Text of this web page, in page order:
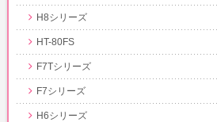
H8シリーズ
HT-80FS
F7Tシリーズ
F7シリーズ
H6シリーズ